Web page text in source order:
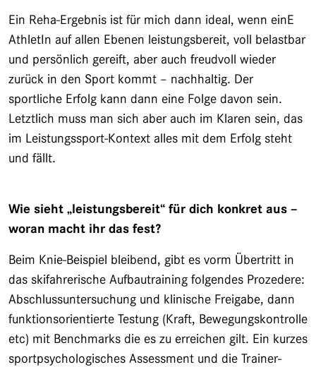
Ein Reha-Ergebnis ist für mich dann ideal, wenn einE
AthletIn auf allen Ebenen leistungsbereit, voll belastbar
und persönlich gereift, aber auch freudvoll wieder
zurück in den Sport kommt – nachhaltig. Der
sportliche Erfolg kann dann eine Folge davon sein.
Letztlich muss man sich aber auch im Klaren sein, das
im Leistungssport-Kontext alles mit dem Erfolg steht
und fällt.
Wie sieht „leistungsbereit“ für dich konkret aus –
woran macht ihr das fest?
Beim Knie-Beispiel bleibend, gibt es vorm Übertritt in
das skifahrerische Aufbautraining folgendes Prozedere:
Abschlussuntersuchung und klinische Freigabe, dann
funktionsorientierte Testung (Kraft, Bewegungskontrolle
etc) mit Benchmarks die es zu erreichen gilt. Ein kurzes
sportpsychologisches Assessment und die Trainer-